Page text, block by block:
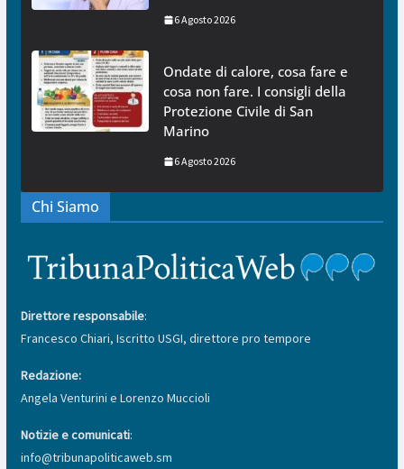
6 Agosto 2026
Ondate di calore, cosa fare e
cosa non fare. I consigli della
Protezione Civile di San
Marino
6 Agosto 2026
Chi Siamo
Direttore responsabile:
Francesco Chiari, Iscritto USGI, direttore pro tempore
Redazione:
Angela Venturini e Lorenzo Muccioli
Notizie e comunicati:
info@tribunapoliticaweb.sm